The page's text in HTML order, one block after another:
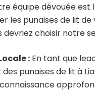
équipe dévouée est
les punaises de lit de
devriez choisir notre
: En tant que
punaises de lit à